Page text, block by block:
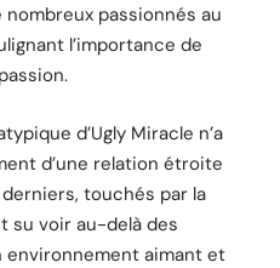
passionnés au
l’importance de
d’Ugly Miracle n’a
d’une relation étroite
touchés par la
su voir au-delà des
aimant et